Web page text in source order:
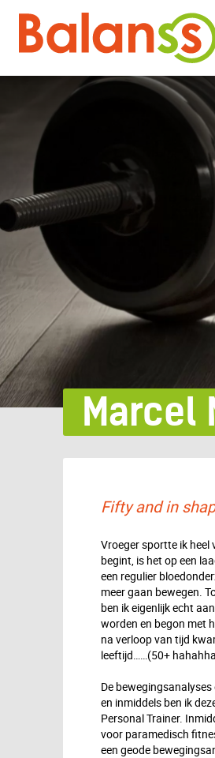
Marcel
Fifty and in
Vroeger sportte ik heel
begint, is het op een
een regulier
meer gaan bewegen.
ben ik eigenlijk echt
worden en begon met
na verloop van tijd
leeftijd……(50+
De
en inmiddels ben ik
Personal Trainer.
voor paramedisch
een geode